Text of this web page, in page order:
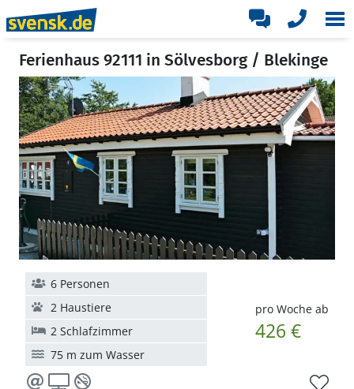
Ferienhaus 92111 in Sölvesborg / Blekinge
pro Woche ab
426 €
6 Personen
2 Haustiere
2 Schlafzimmer
75 m zum Wasser